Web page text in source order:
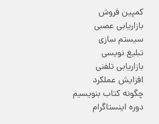
کمپین فروش
بازاریابی عصبی
سیستم سازی
تبلیغ نویسی
بازاریابی تلفنی
افزایش عملکرد
چگونه کتاب بنویسیم
دوره اینستاگرام